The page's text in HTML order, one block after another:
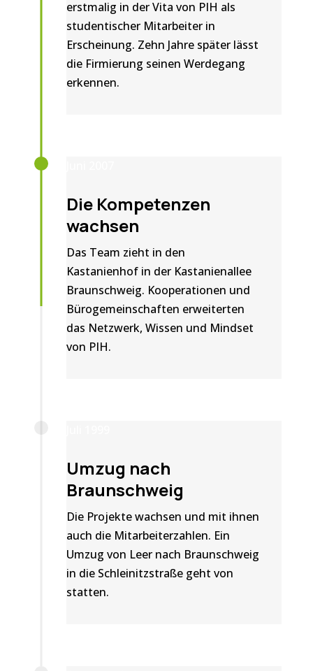
erstmalig in der Vita von PIH als
studentischer Mitarbeiter in
Erscheinung. Zehn Jahre später lässt
die Firmierung seinen Werdegang
erkennen.
Die Kompetenzen
wachsen
Das Team zieht in den
Kastanienhof in der Kastanienallee
Braunschweig. Kooperationen und
Bürogemeinschaften erweiterten
das Netzwerk, Wissen und Mindset
von PIH.
Umzug nach
Braunschweig
Die Projekte wachsen und mit ihnen
auch die Mitarbeiterzahlen. Ein
Umzug von Leer nach Braunschweig
in die Schleinitzstraße geht von
statten.